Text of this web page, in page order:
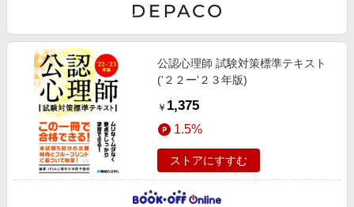
公認心理師 試験対策標準テキスト
('２２ー'２３年版)
￥ 1,375
1.5%
ストアにすすむ